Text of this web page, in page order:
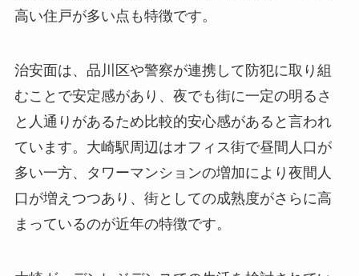
高い住戸が多い点も特徴です。
治安面は、品川区や警察が連携して防犯に取り組
むことで安定感があり、夜でも街に一定の明るさ
と人通りがあるため比較的安心感があると言われ
ています。大崎駅周辺はオフィス街で昼間人口が
多い一方、タワーマンションの増加により夜間人
口が増えつつあり、街としての成熟度がさらに高
まっているのが近年の特徴です。